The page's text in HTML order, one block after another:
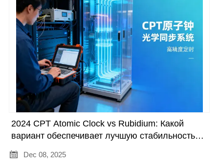
2024 CPT Atomic Clock vs Rubidium: Какой
вариант обеспечивает лучшую стабильность
для телекоммуникационных сетей?
 Dec 08, 2025